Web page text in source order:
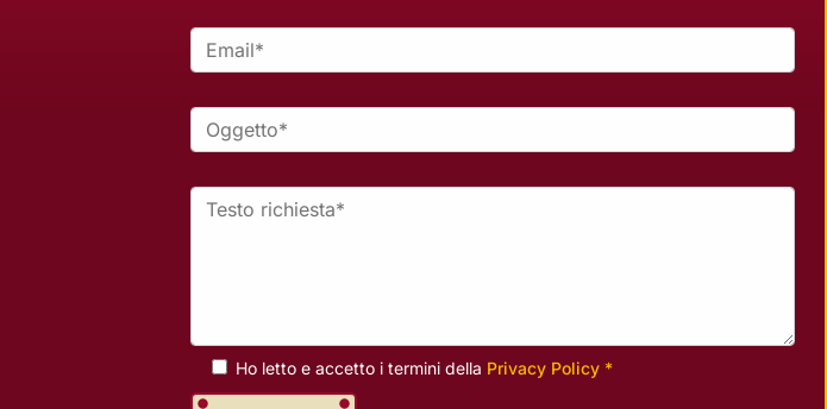
Ho letto e accetto i termini della Privacy Policy *